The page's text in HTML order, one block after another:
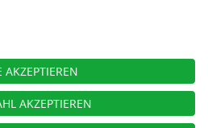
AKZEPTIEREN
AKZEPTIEREN
GmbH. Alle Rechte vorbehalten